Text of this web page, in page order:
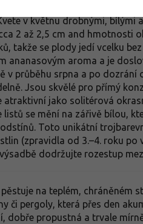
plodnosti nepotřebujete
v květnu drobnými, bílými
2 až 2,5 cm and hmotnosti
takže se plody jedí vcelku
ananasovým aroma a je
v průběhu srpna a po dozrání
Jsou skvělé pro přímý
atraktivní jako solitérová
listů se mění na zářivě bílou,
Toto unikátní
(zpravidla od 3.–4. roku po
dodržujte rozestup
na teplém, chráněném
či pergoly, která přes den
dobře propustná a trvale